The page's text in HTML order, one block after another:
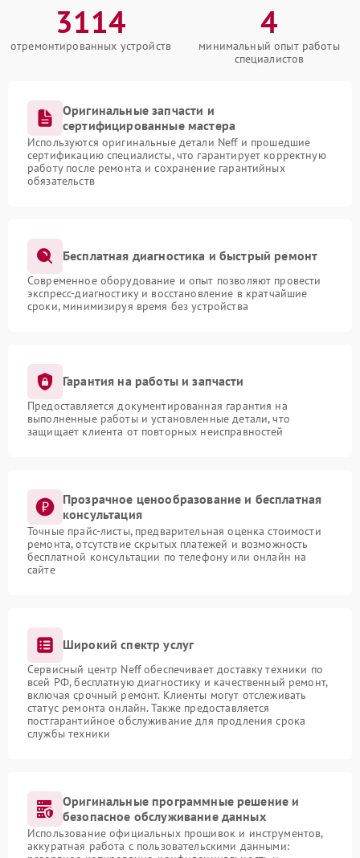
3114
отремонтированных устройств
4
минимальный опыт работы
специалистов
Оригинальные запчасти и
сертифицированные мастера
Используются оригинальные детали Neff и прошедшие
сертификацию специалисты, что гарантирует корректную
работу после ремонта и сохранение гарантийных
обязательств
Бесплатная диагностика и быстрый ремонт
Современное оборудование и опыт позволяют провести
экспресс-диагностику и восстановление в кратчайшие
сроки, минимизируя время без устройства
Гарантия на работы и запчасти
Предоставляется документированная гарантия на
выполненные работы и установленные детали, что
защищает клиента от повторных неисправностей
Прозрачное ценообразование и бесплатная
консультация
Точные прайс-листы, предварительная оценка стоимости
ремонта, отсутствие скрытых платежей и возможность
бесплатной консультации по телефону или онлайн на
сайте
Широкий спектр услуг
Сервисный центр Neff обеспечивает доставку техники по
всей РФ, бесплатную диагностику и качественный ремонт,
включая срочный ремонт. Клиенты могут отслеживать
статус ремонта онлайн. Также предоставляется
постгарантийное обслуживание для продления срока
службы техники
Оригинальные программные решение и
безопасное обслуживание данных
Использование официальных прошивок и инструментов,
аккуратная работа с пользовательскими данными: